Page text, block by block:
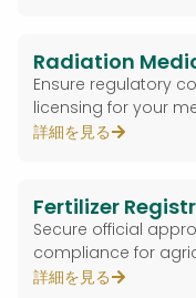
Radiation
Ensure regulatory
licensing for your
詳細を見る
Fertilizer
Secure official
compliance for
詳細を見る